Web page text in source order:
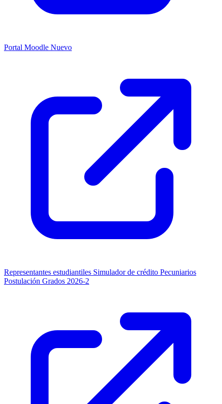
Portal Moodle Nuevo
Representantes estudiantiles Simulador de crédito Pecuniarios
Postulación Grados 2026-2